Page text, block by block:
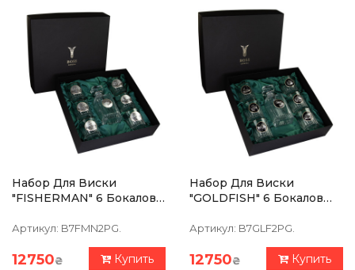
Набор Для Виски
"FISHERMAN" 6 Бокалов
Хрусталь С Платиной,
Серебра С Позлотой
Артикул: B7FMN2PG.
12750₴ Купить
Набор Для Виски
"GOLDFISH" 6 Бокалов
Хрусталь С Платиной,
Серебра С Позолотой
Артикул: B7GLF2PG.
12750₴ Купить